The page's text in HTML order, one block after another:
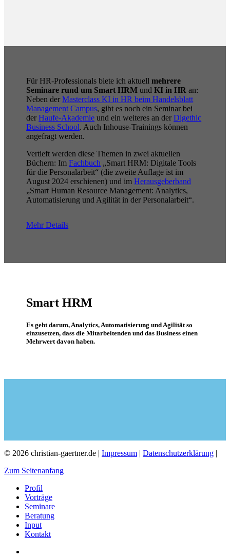
Für HR-Professionals biete ich aktuellmehrere
Seminare rund um Smart HRM undKI in HR an:
Neben derMasterclass KI in HR beim Handelsblatt
Management Campus, gibt es noch ein Seminar bei
derHaufe-Akademie und ein weiteres an derDigethic
Business School. Auch Inhouse-Trainings können
angefragt werden.
Vertieft werden diese Themen in zwei aktuellen
Büchern: ImFachbuch „Smart HRM: Digitale Tools
für die Personalarbeit“ (die zweite Auflage ist im
August 2024 erschienen) und imHerausgeberband
„Smart Human Resource Management: Analytics,
Automatisierung und Agilität in der Personalarbeit“.
Mehr Details
Smart HRM
Es geht darum, Analytics, Automatisierung und Agilität so
einzusetzen, dass die Mitarbeitenden und das Business einen
Mehrwert davon haben.
© 2026 christian-gaertner.de | Impressum | Datenschutzerklärung |
Zum Seitenanfang
Profil
Vorträge
Seminare
Beratung
Input
Kontakt